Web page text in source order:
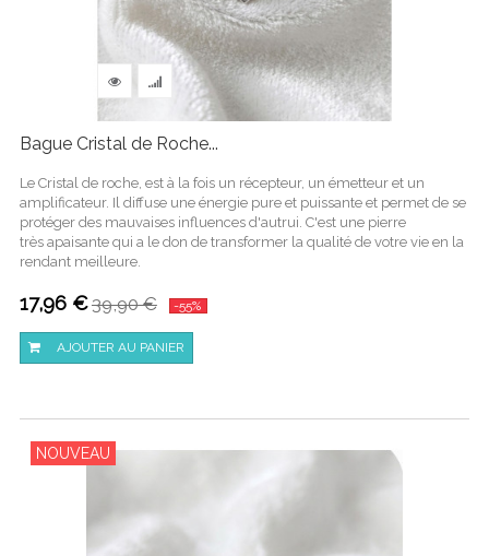
Bague Cristal de Roche...
Le Cristal de roche, est à la fois un récepteur, un émetteur et un
amplificateur. Il diffuse une énergie pure et puissante et permet de se
protéger des mauvaises influences d'autrui. C'est une pierre
très apaisante qui a le don de transformer la qualité de votre vie en la
rendant meilleure.
17,96 €39,90 € -55%
AJOUTER AU PANIER
NOUVEAU